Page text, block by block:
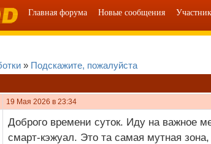
Главная форума Новые сообщения
» Подскажите, пожалуйста
19 Мая 2026 в 23:34
Доброго времени суток. Иду на важное
смарт-кэжуал. Это та самая мутная